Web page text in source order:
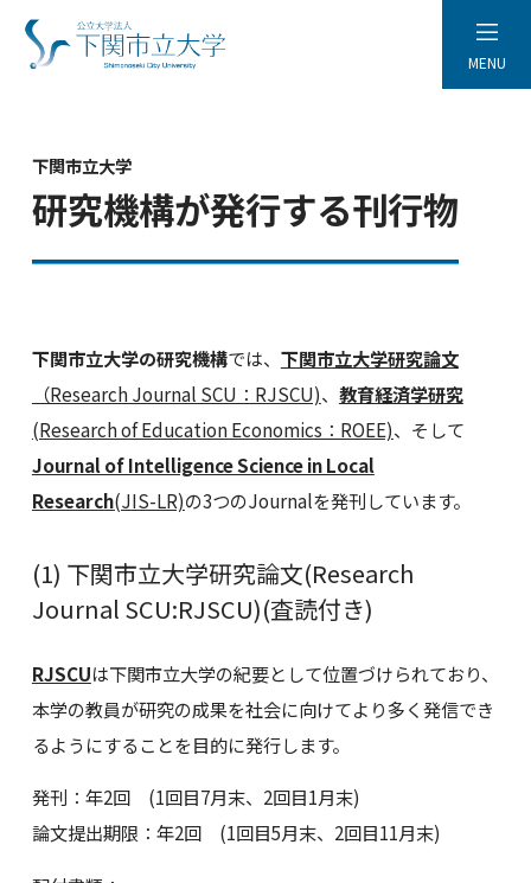
MENU
下関市立大学
研究機構が発行する刊行物
下関市立大学の研究機構では、 下関市立大学研究論文
（Research Journal SCU：RJSCU)、 教育経済学研究
(Research of Education Economics：ROEE)、そして
Journal of Intelligence Science in Local
Research(JIS-LR)の3つのJournalを発刊しています。
(1) 下関市立大学研究論文(Research
Journal SCU:RJSCU)(査読付き)
RJSCUは下関市立大学の紀要として位置づけられており、
本学の教員が研究の成果を社会に向けてより多く発信でき
るようにすることを目的に発行します。
発刊：年2回 (1回目7月末、2回目1月末)
論文提出期限：年2回 (1回目5月末、2回目11月末)